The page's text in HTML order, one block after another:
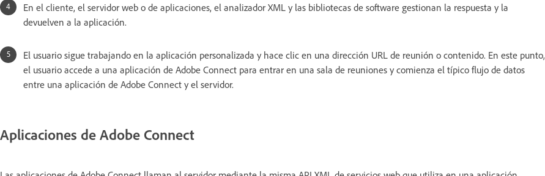
En el cliente, el servidor web o de aplicaciones, el analizador XML y las bibliotecas de software gestionan la respuesta y la
devuelven a la aplicación.
El usuario sigue trabajando en la aplicación personalizada y hace clic en una dirección URL de reunión o contenido. En este punto,
el usuario accede a una aplicación de Adobe Connect para entrar en una sala de reuniones y comienza el típico flujo de datos
entre una aplicación de Adobe Connect y el servidor.
Aplicaciones de Adobe Connect